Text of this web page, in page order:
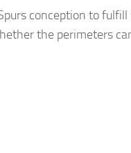
conception to
the perimeters